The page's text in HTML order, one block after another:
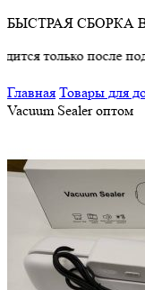
БЫСТРАЯ СБОРКА
только после
Главная Товары для
Vacuum Sealer оптом